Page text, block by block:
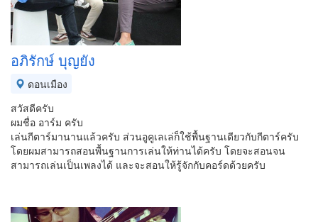
อภิรักษ์ บุญยัง
ดอนเมือง
สวัสดีครับ
ผมชื่อ อาร์ม ครับ
เล่นกีตาร์มานานแล้วครับ ส่วนอูคูเลเล่ก็ใช้พื้นฐานเดียวกับกีตาร์ครับ
โดยผมสามารถสอนพื้นฐานการเล่นให้ท่านได้ครับ โดยจะสอนจน
สามารถเล่นเป็นเพลงได้ และจะสอนให้รู้จักกับคอร์ดด้วยครับ